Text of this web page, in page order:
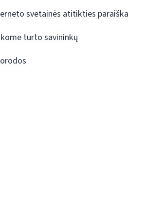
svetainės atitikties paraiška
turto savininkų